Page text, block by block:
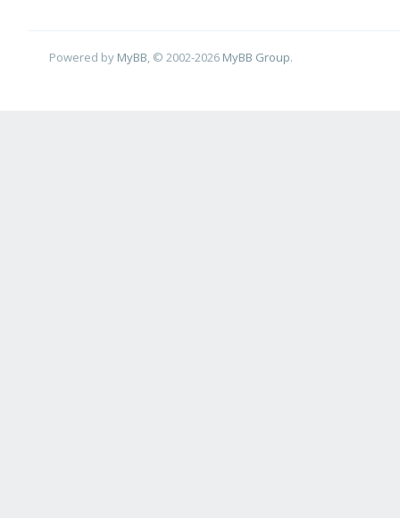
Powered by MyBB , © 2002-2026 MyBB Group.